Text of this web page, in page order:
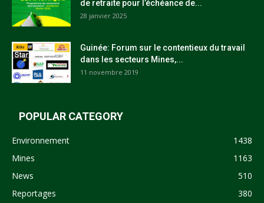
de retraite pour l’échéance de...
28 janvier 2025
Guinée: Forum sur le contentieux du travail
dans les secteurs Mines,...
11 novembre 2019
POPULAR CATEGORY
Environnement
1438
Mines
1163
News
510
Reportages
380